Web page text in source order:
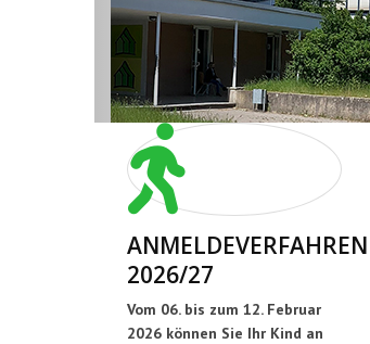
ANMELDEVERFAHREN
2026/27
Vom 06. bis zum 12. Februar
2026 können Sie Ihr Kind an